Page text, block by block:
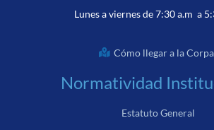
Lunes a viernes de 7:30 a.m a
Cómo llegar a la
Normatividad
Estatuto General